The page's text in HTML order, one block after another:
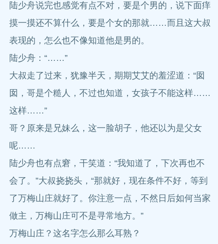
陆少舟说完也感觉有点不对，要是个男的，说下面痒
摸一摸还不算什么，要是个女的那就……而且这大叔
表现的，怎么也不像知道他是男的。
陆少舟：“……”
大叔走了过来，犹豫半天，期期艾艾的羞涩道：“囡
囡，哥是个糙人，不过也知道，女孩子不能这样……
这样……”
哥？原来是兄妹么，这一脸胡子，他还以为是父女
呢……
陆少舟也有点窘，干笑道：“我知道了，下次再也不
会了。”大叔挠挠头，“那就好，现在条件不好，等到
了万梅山庄就好了。你注意一点，不然日后如何当家
做主，万梅山庄可不是寻常地方。”
万梅山庄？这名字怎么那么耳熟？